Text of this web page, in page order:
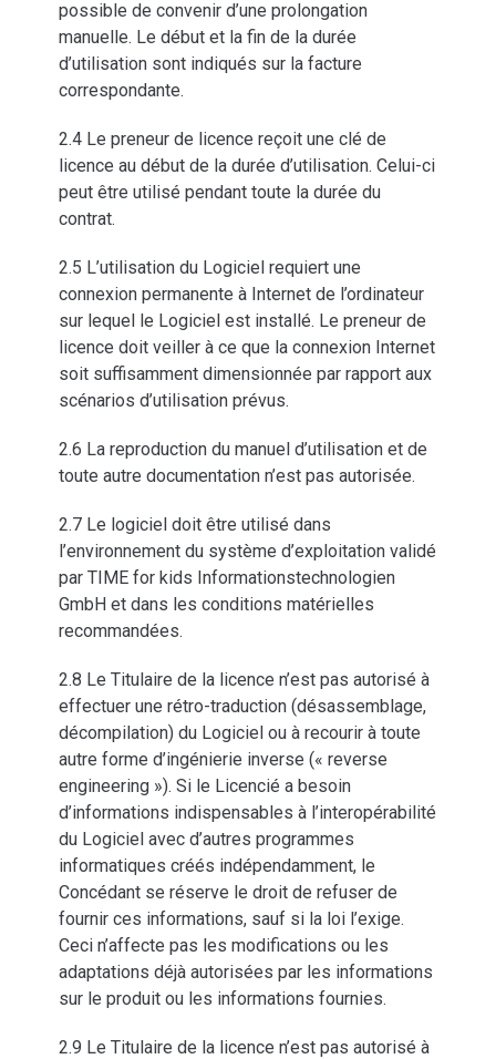
possible de convenir d’une prolongation
manuelle. Le début et la fin de la durée
d’utilisation sont indiqués sur la facture
correspondante.
2.4 Le preneur de licence reçoit une clé de
licence au début de la durée d’utilisation. Celui-ci
peut être utilisé pendant toute la durée du
contrat.
2.5 L’utilisation du Logiciel requiert une
connexion permanente à Internet de l’ordinateur
sur lequel le Logiciel est installé. Le preneur de
licence doit veiller à ce que la connexion Internet
soit suffisamment dimensionnée par rapport aux
scénarios d’utilisation prévus.
2.6 La reproduction du manuel d’utilisation et de
toute autre documentation n’est pas autorisée.
2.7 Le logiciel doit être utilisé dans
l’environnement du système d’exploitation validé
par TIME for kids Informationstechnologien
GmbH et dans les conditions matérielles
recommandées.
2.8 Le Titulaire de la licence n’est pas autorisé à
effectuer une rétro-traduction (désassemblage,
décompilation) du Logiciel ou à recourir à toute
autre forme d’ingénierie inverse (« reverse
engineering »). Si le Licencié a besoin
d’informations indispensables à l’interopérabilité
du Logiciel avec d’autres programmes
informatiques créés indépendamment, le
Concédant se réserve le droit de refuser de
fournir ces informations, sauf si la loi l’exige.
Ceci n’affecte pas les modifications ou les
adaptations déjà autorisées par les informations
sur le produit ou les informations fournies.
2.9 Le Titulaire de la licence n’est pas autorisé à